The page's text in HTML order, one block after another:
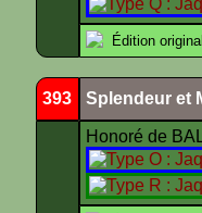
Édition
393 Splendeur et
Honoré de